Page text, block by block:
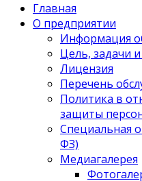
Главная
О предприятии
Информация
Цель, задачи
Лицензия
Перечень
Политика в
защиты
Специальная
ФЗ)
Медиагалерея